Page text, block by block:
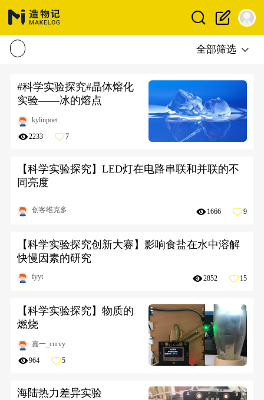
全部筛选
#科学实验探究#晶体熔化
实验——冰的熔点
kylinpoet
2233 7
【科学实验探究】LED灯在电路串联和并联的不
同亮度
创客维克多 1666 9
【科学实验探究创新大赛】影响食盐在水中溶解
快慢因素的研究
fyyt 2852 15
【科学实验探究】物质的
燃烧
嘉一_curvy
964 5
海陆热力差异实验